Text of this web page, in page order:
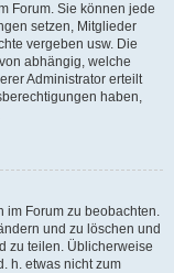
Forum. Sie können jede
setzen, Mitglieder
vergeben usw. Die
abhängig, welche
Administrator erteilt
haben,
im Forum zu beobachten.
und zu löschen und
zu teilen. Üblicherweise
h. etwas nicht zum